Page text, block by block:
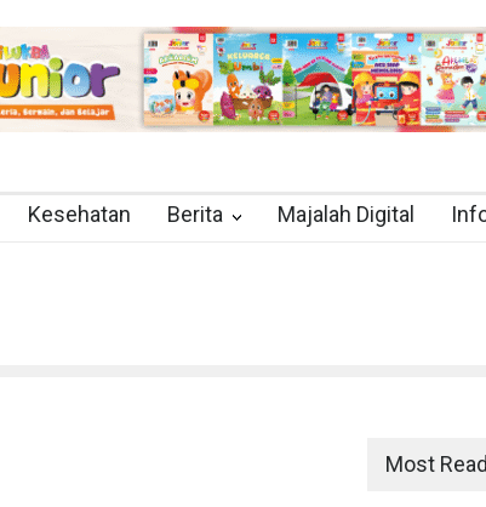
Kesehatan Berita Majalah Digital
Most Read